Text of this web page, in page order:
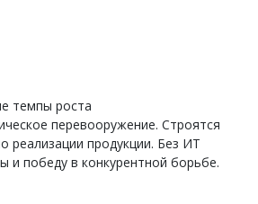
темпы роста
перевооружение. Строятся
реализации продукции. Без ИТ
и победу в конкурентной борьбе.